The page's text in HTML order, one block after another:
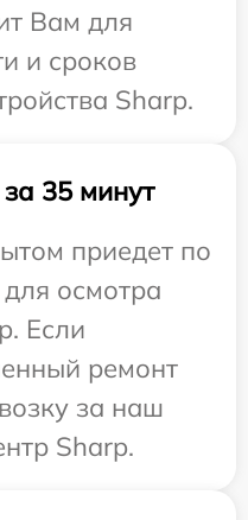
Вам для
и сроков
Sharp.
35 минут
приедет по
осмотра
Если
ремонт
за наш
Sharp.